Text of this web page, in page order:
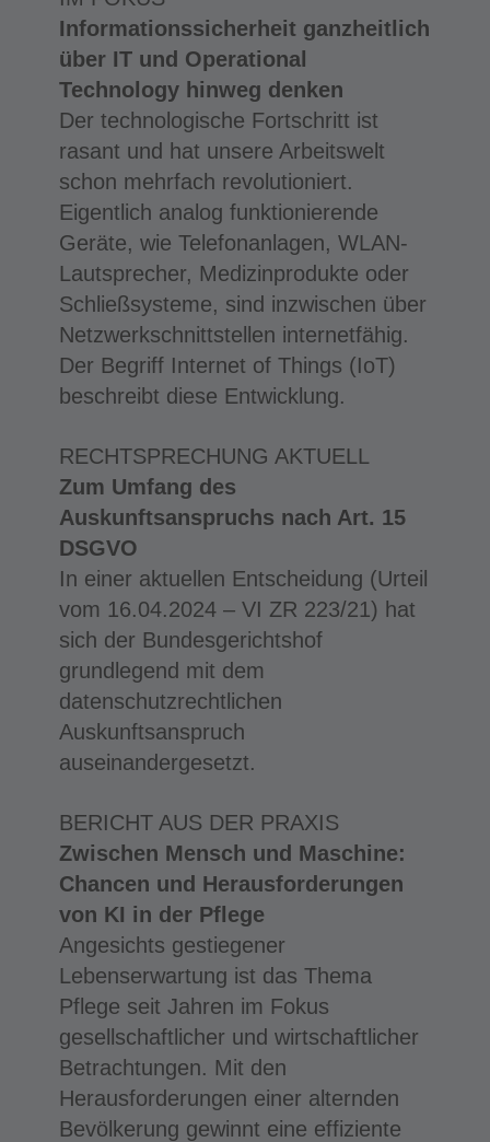
Informationssicherheit ganzheitlich
über IT und Operational
Technology hinweg denken
Der technologische Fortschritt ist
rasant und hat unsere Arbeitswelt
schon mehrfach revolutioniert.
Eigentlich analog funktionierende
Geräte, wie Telefonanlagen, WLAN-
Lautsprecher, Medizinprodukte oder
Schließsysteme, sind inzwischen über
Netzwerkschnittstellen internetfähig.
Der Begriff Internet of Things (IoT)
beschreibt diese Entwicklung.
RECHTSPRECHUNG AKTUELL
Zum Umfang des
Auskunftsanspruchs nach Art. 15
DSGVO
In einer aktuellen Entscheidung (Urteil
vom 16.04.2024 – VI ZR 223/21) hat
sich der Bundesgerichtshof
grundlegend mit dem
datenschutzrechtlichen
Auskunftsanspruch
auseinandergesetzt.
BERICHT AUS DER PRAXIS
Zwischen Mensch und Maschine:
Chancen und Herausforderungen
von KI in der Pflege
Angesichts gestiegener
Lebenserwartung ist das Thema
Pflege seit Jahren im Fokus
gesellschaftlicher und wirtschaftlicher
Betrachtungen. Mit den
Herausforderungen einer alternden
Bevölkerung gewinnt eine effiziente